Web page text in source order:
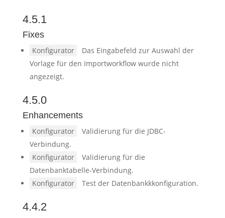
4.5.1
Fixes
Konfigurator
Das Eingabefeld zur Auswahl der
Vorlage für den Importworkflow wurde nicht
angezeigt.
4.5.0
Enhancements
Konfigurator
Validierung für die JDBC-
Verbindung.
Konfigurator
Validierung für die
Datenbanktabelle-Verbindung.
Konfigurator
Test der Datenbankkkonfiguration.
4.4.2